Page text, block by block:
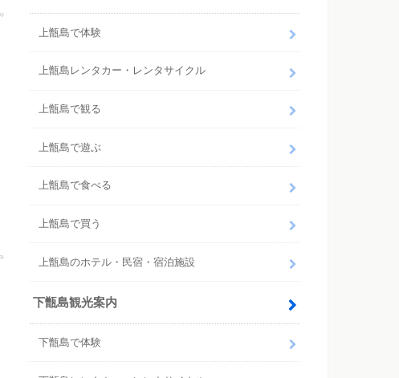
上甑島で体験
上甑島レンタカー・レンタサイクル
上甑島で観る
上甑島で遊ぶ
上甑島で食べる
上甑島で買う
上甑島のホテル・民宿・宿泊施設
下甑島観光案内
下甑島で体験